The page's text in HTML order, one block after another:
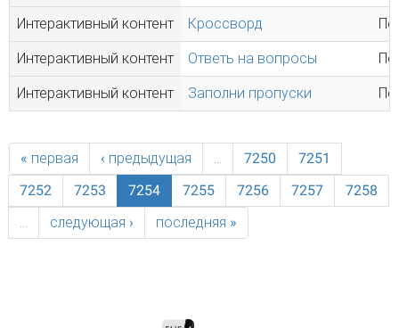
Интерактивный контент Кроссворд
Интерактивный контент Ответь на вопросы
Интерактивный контент Заполни пропуски
« первая ‹ предыдущая … 7250
7251
7252
7253 7254 7255 7256 7257
7258
…
следующая › последняя »